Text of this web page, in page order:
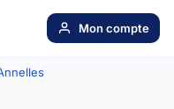
Mon compte